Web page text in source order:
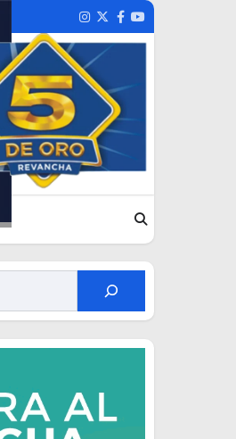
Instagram
TwitterFacebook
Youtube